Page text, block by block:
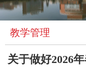
教学管理
关于做好2026